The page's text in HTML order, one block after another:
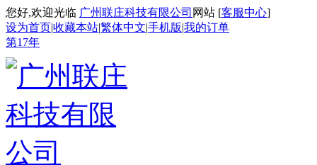
您好,欢迎光临 广州联庄科技有限公司 网站 [客服中心]
设为首页|收藏本站|繁体中文|手机版|我的订单
第17年